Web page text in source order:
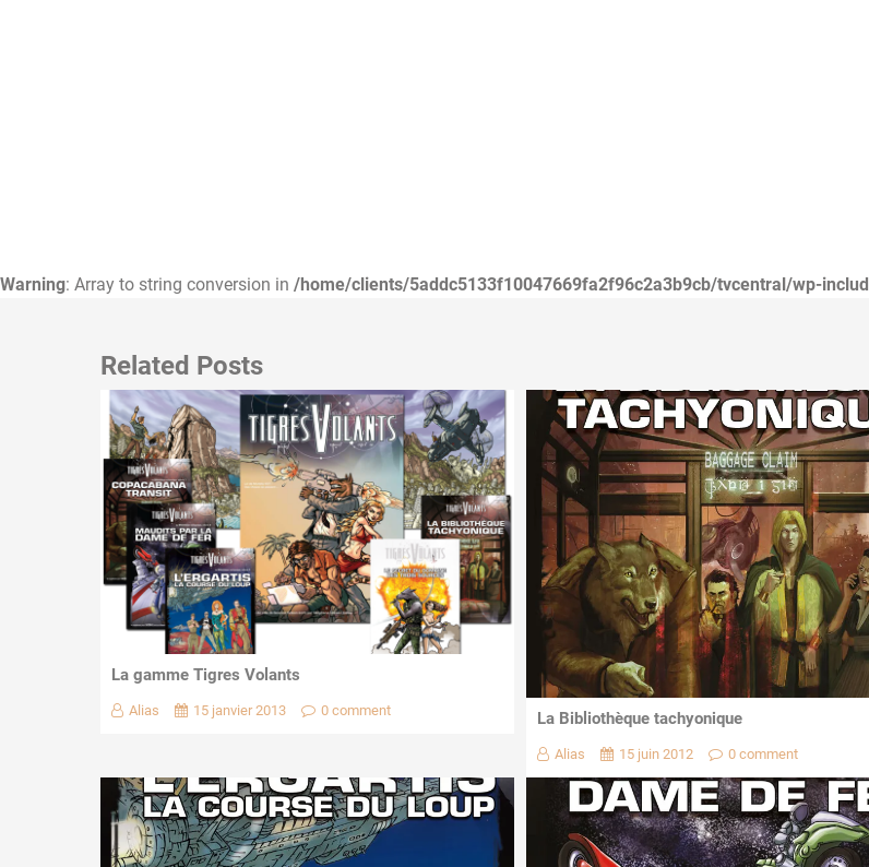
Warning: Array to string conversion in /home/clients/5addc5133f10047669fa2f96c2a3b9cb/tvcentral/wp-
Related Posts
La gamme Tigres Volants
Alias 15 janvier 2013 0 comment La Bibliothèque tachyonique
Alias 15 juin 2012 0 comment